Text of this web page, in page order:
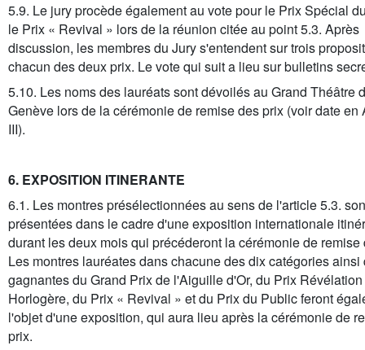
5.9. Le jury procède également au vote pour le Prix Spécial
le Prix « Revival » lors de la réunion citée au point 5.3. Après
discussion, les membres du Jury s'entendent sur trois
chacun des deux prix. Le vote qui suit a lieu sur bulletins
5.10. Les noms des lauréats sont dévoilés au Grand Théâtre
Genève lors de la cérémonie de remise des prix (voir date en
III).
6. EXPOSITION ITINERANTE
6.1. Les montres présélectionnées au sens de l'article 5.3.
présentées dans le cadre d'une exposition internationale
durant les deux mois qui précéderont la cérémonie de remise
Les montres lauréates dans chacune des dix catégories ainsi
gagnantes du Grand Prix de l'Aiguille d'Or, du Prix Révélation
Horlogère, du Prix « Revival » et du Prix du Public feront
l'objet d'une exposition, qui aura lieu après la cérémonie de
prix.